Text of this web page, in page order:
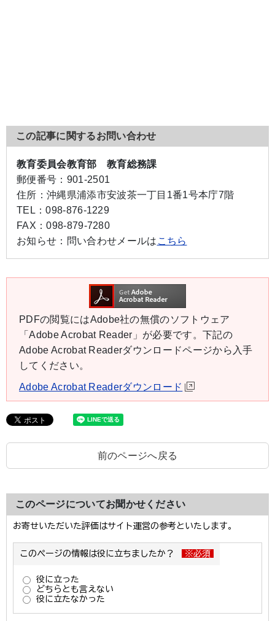
この記事に関するお問い合わせ
教育委員会教育部 教育総務課
郵便番号： 901-2501
住所： 沖縄県浦添市安波茶一丁目1番1号本庁7階
TEL：098-876-1229
FAX：098-879-7280
お知らせ： 問い合わせメールは こちら
PDFの閲覧にはAdobe社の無償のソフトウェア
「Adobe Acrobat Reader」が必要です。下記の
Adobe Acrobat Readerダウンロードページから入手
してください。
Adobe Acrobat Readerダウンロード
前のページへ戻る
このページについてお聞かせください